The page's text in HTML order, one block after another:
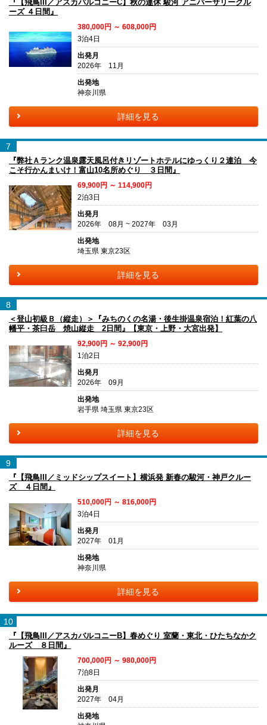
『【飛鳥III／アスカバルコニーC】秋の連休 駿河 アニバーサリークル
ーズ ４日間』
380,000円 ～ 608,000円
3泊4日
出発月
2026年 11月
出発地
神奈川県
詳細を見る
7
『弊社Ａランク温泉露天風呂付きリゾートホテルにゆっくり２連泊 今
こそ行かんまいけ！富山10名所めぐり ３日間』
69,900円 ～ 114,900円
2泊3日
出発月
2026年 08月 ~ 2027年 03月
出発地
埼玉県 東京23区
詳細を見る
8
＜登山初級Ｂ（縦走）＞『みちのくの名湯・後生掛温泉宿泊！紅葉の八
幡平・茶臼岳 焼山縦走 2日間』【東京・上野・大宮出発】
92,900円 ～ 92,900円
1泊2日
出発月
2026年 09月
出発地
岩手県 埼玉県 東京23区
詳細を見る
9
『【飛鳥III／ミッドシップスイート】横浜発 新春の駿河・神戸クルー
ズ ４日間』
510,000円 ～ 816,000円
3泊4日
出発月
2027年 01月
出発地
神奈川県
詳細を見る
10
『【飛鳥III／アスカバルコニーB】春めぐり 室蘭・東北・ひたちなかク
ルーズ ８日間』
700,000円 ～ 980,000円
7泊8日
出発月
2027年 04月
出発地